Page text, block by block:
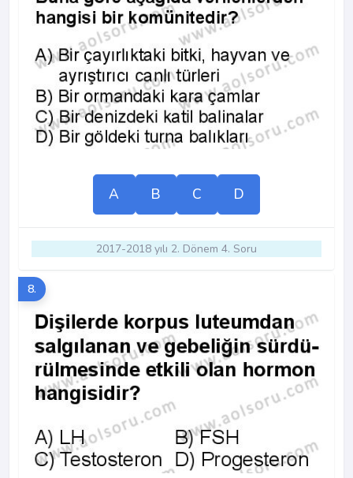
A B C D
2017-2018 yılı 2. Dönem 4. Soru
8.